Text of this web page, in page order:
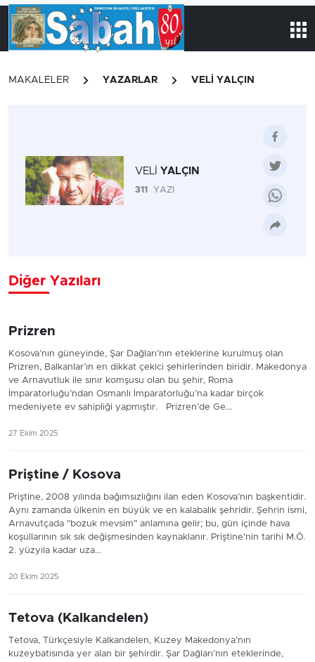
MAKALELER YAZARLAR VELİ YALÇIN
VELİ YALÇIN
311 YAZI
Diğer Yazıları
Prizren
Kosova’nın güneyinde, Şar Dağları’nın eteklerine kurulmuş olan
Prizren, Balkanlar’ın en dikkat çekici şehirlerinden biridir. Makedonya
ve Arnavutluk ile sınır komşusu olan bu şehir, Roma
İmparatorluğu’ndan Osmanlı İmparatorluğu’na kadar birçok
medeniyete ev sahipliği yapmıştır. Prizren’de Ge...
27 Ekim 2025
Priştine / Kosova
Priştine, 2008 yılında bağımsızlığını ilan eden Kosova’nın başkentidir.
Aynı zamanda ülkenin en büyük ve en kalabalık şehridir. Şehrin ismi,
Arnavutçada "bozuk mevsim" anlamına gelir; bu, gün içinde hava
koşullarının sık sık değişmesinden kaynaklanır. Priştine'nin tarihi M.Ö.
2. yüzyıla kadar uza...
20 Ekim 2025
Tetova (Kalkandelen)
Tetova, Türkçesiyle Kalkandelen, Kuzey Makedonya'nın
kuzeybatısında yer alan bir şehirdir. Şar Dağları’nın eteklerinde,